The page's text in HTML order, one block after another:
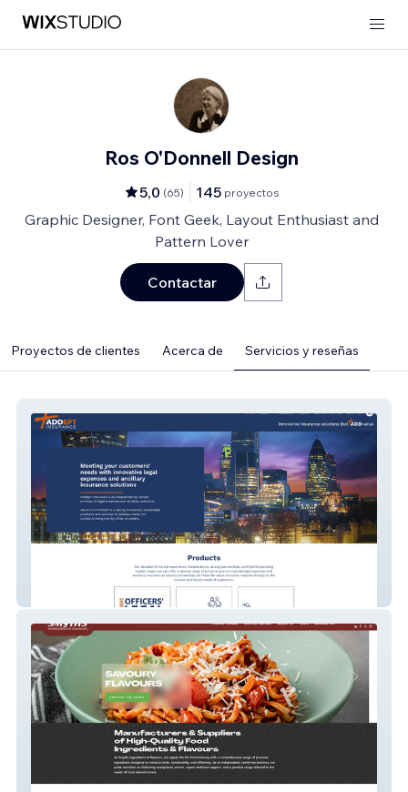
Ros O'Donnell Design
5,0 (65) 145 proyectos
Graphic Designer, Font Geek, Layout Enthusiast and
Pattern Lover
Contactar
Proyectos de clientes Acerca de Servicios y reseñas